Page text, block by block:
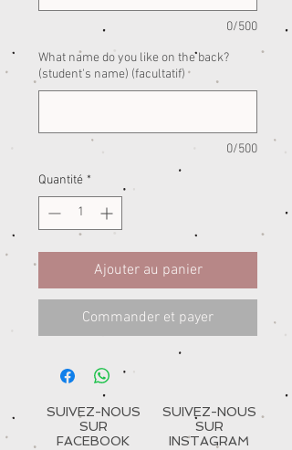
0/500
What name do you like on the back?
(student's name) (facultatif)
0/500
Quantité *
Ajouter au panier
Commander et payer
SUIVEZ-NOUS
SUR
FACEBOOK
SUIVEZ-NOUS
SUR
INSTAGRAM